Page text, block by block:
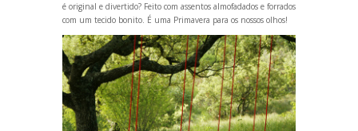
é original e divertido? Feito com assentos almofadados e forrados
com um tecido bonito. É uma Primavera para os nossos olhos!